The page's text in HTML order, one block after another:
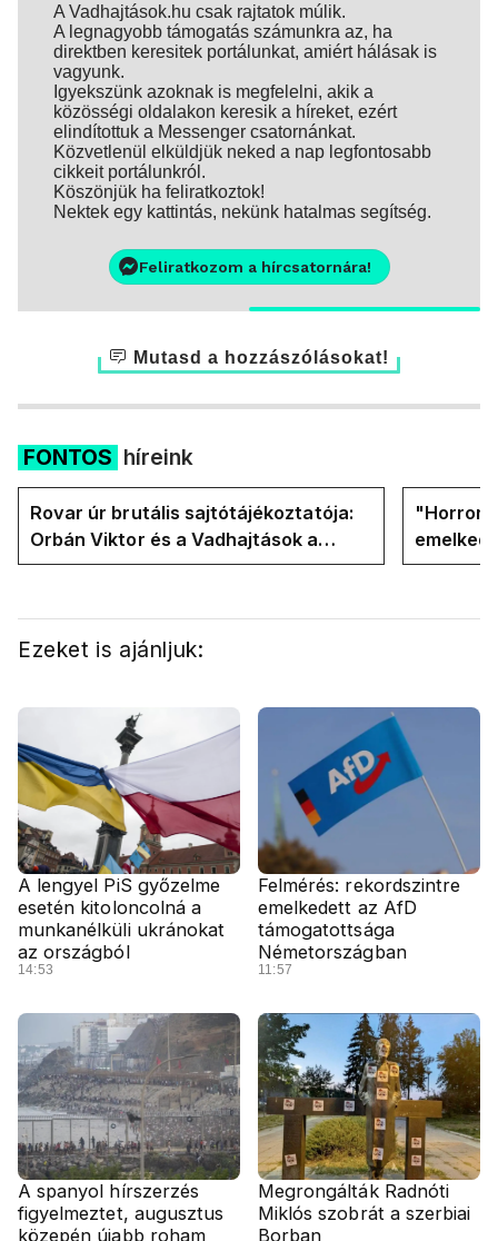
A Vadhajtások.hu csak rajtatok múlik.
A legnagyobb támogatás számunkra az, ha
direktben keresitek portálunkat, amiért hálásak is
vagyunk.
Igyekszünk azoknak is megfelelni, akik a
közösségi oldalakon keresik a híreket, ezért
elindítottuk a Messenger csatornánkat.
Közvetlenül elküldjük neked a nap legfontosabb
cikkeit portálunkról.
Köszönjük ha feliratkoztok!
Nektek egy kattintás, nekünk hatalmas segítség.
Feliratkozom a hírcsatornára!
Mutasd a hozzászólásokat!
FONTOS híreink
Rovar úr brutális sajtótájékoztatója:
Orbán Viktor és a Vadhajtások a
felelős a kialakult helyzetért
"Horror
oldalán
Ezeket is ajánljuk:
A lengyel PiS győzelme
esetén kitoloncolná a
munkanélküli ukránokat
az országból
14:53
Felmérés: rekordszintre
emelkedett az AfD
támogatottsága
Németországban
11:57
A spanyol hírszerzés
figyelmeztet, augusztus
közepén újabb roham
Megrongálták Radnóti
Miklós szobrát a szerbiai
Borban